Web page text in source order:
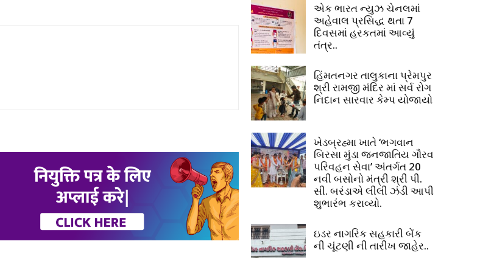
એક ભારત ન્યુઝ ચેનલમાં
અહેવાલ પ્રસિદ્ધ થતા 7
દિવસમાં હરકતમાં આવ્યું
તંત્ર..
હિંમતનગર તાલુકાના પ્રેમપુર
શ્રી રામજી મંદિર માં સર્વ રોગ
નિદાન સારવાર કેમ્પ યોજાયો
ખેડબ્રહ્મા ખાતે ‘ભગવાન
બિરસા મુંડા જનજાતિય ગૌરવ
પરિવહન સેવા’ અંતર્ગત 20
નવી બસોનો મંત્રી શ્રી પી.
સી. બરંડાએ લીલી ઝંડી આપી
શુભારંભ કરાવ્યો.
ઇડર નાગરિક સહકારી બેંક
ની ચૂંટણી ની તારીખ જાહેર..